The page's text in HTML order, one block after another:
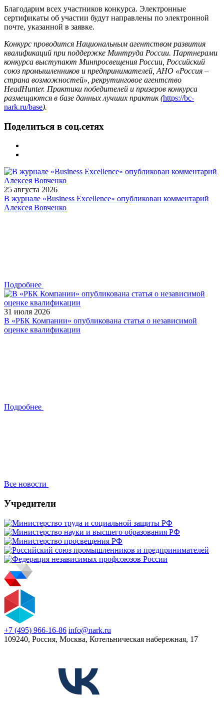
Благодарим всех участников конкурса. Электронные
сертификаты об участии будут направлены по электронной
почте, указанной в заявке.
Конкурс проводится Национальным агентством развития
квалификаций при поддержке Минтруда России. Партнерами
конкурса выступают Минпросвещения России, Российский
союз промышленников и предпринимателей, АНО «Россия –
страна возможностей», рекрутинговое агентство
HeadHunter. Практики победителей и призеров конкурса
размещаются в базе данных лучших практик (https://bc-
nark.ru/base).
Поделиться в соц.сетях
25 августа 2026
В журнале «Business Excellence» опубликован комментарий
Алексея Вовченко
Подробнее
31 июля 2026
В «РБК Компании» опубликована статья о независимой
оценке квалификации
Подробнее
Все новости
Учредители
+7 (495) 966-16-86 info@nark.ru
109240, Россия, Москва, Котельническая набережная, 17